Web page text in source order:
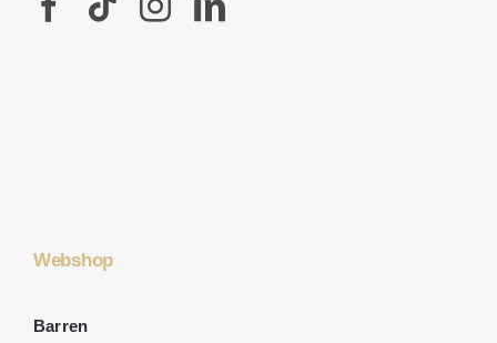
Webshop
Barren